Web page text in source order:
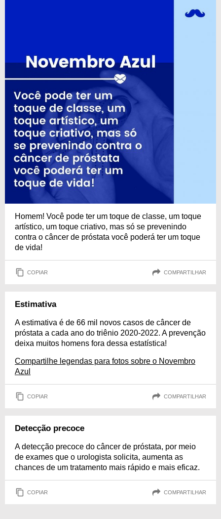
Homem! Você pode ter um toque de classe, um toque
artístico, um toque criativo, mas só se prevenindo
contra o câncer de próstata você poderá ter um toque
de vida!
COPIAR COMPARTILHAR
Estimativa
A estimativa é de 66 mil novos casos de câncer de
próstata a cada ano do triênio 2020-2022. A prevenção
deixa muitos homens fora dessa estatística!
Compartilhe legendas para fotos sobre o Novembro
Azul
COPIAR COMPARTILHAR
Detecção precoce
A detecção precoce do câncer de próstata, por meio
de exames que o urologista solicita, aumenta as
chances de um tratamento mais rápido e mais eficaz.
COPIAR COMPARTILHAR